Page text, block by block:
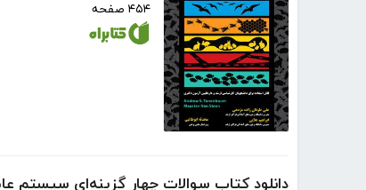
۴۵۴ صفحه
دانلود کتاب سوالات چهار گزینه‌ای سیستم عامل پیشرفته